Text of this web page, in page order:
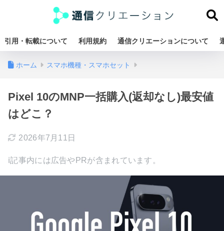
引用・転載について 利用規約 通信クリエーションについて
ホーム スマホ機種・スマホセット
Pixel 10のMNP一括購入(返却なし)最安値
はどこ？
2026年7月11日
ℹ︎記事内には広告やPRが含まれています。